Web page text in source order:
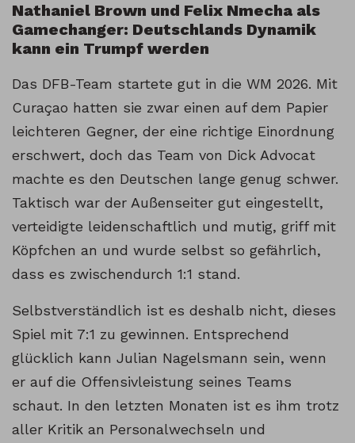
Nathaniel Brown und Felix Nmecha als
Gamechanger: Deutschlands Dynamik
kann ein Trumpf werden
Das DFB-Team startete gut in die WM 2026. Mit
Curaçao hatten sie zwar einen auf dem Papier
leichteren Gegner, der eine richtige Einordnung
erschwert, doch das Team von Dick Advocat
machte es den Deutschen lange genug schwer.
Taktisch war der Außenseiter gut eingestellt,
verteidigte leidenschaftlich und mutig, griff mit
Köpfchen an und wurde selbst so gefährlich,
dass es zwischendurch 1:1 stand.
Selbstverständlich ist es deshalb nicht, dieses
Spiel mit 7:1 zu gewinnen. Entsprechend
glücklich kann Julian Nagelsmann sein, wenn
er auf die Offensivleistung seines Teams
schaut. In den letzten Monaten ist es ihm trotz
aller Kritik an Personalwechseln und